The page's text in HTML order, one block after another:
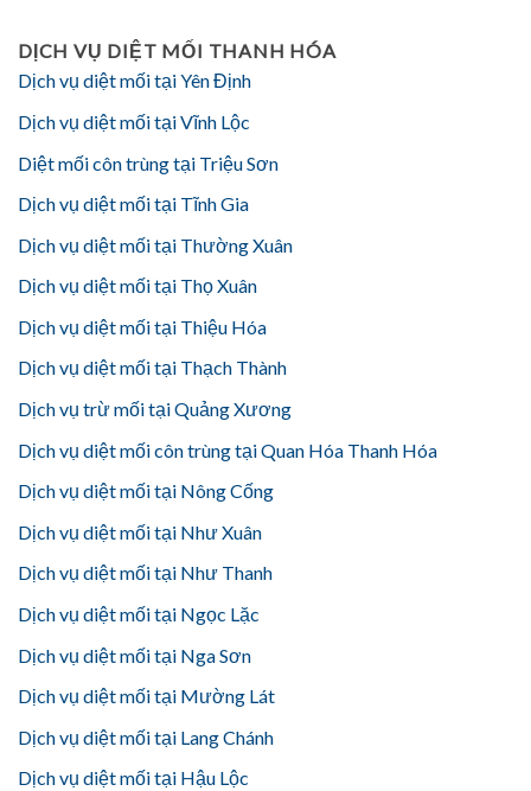
DỊCH VỤ DIỆT MỐI THANH HÓA
Dịch vụ diệt mối tại Yên Định
Dịch vụ diệt mối tại Vĩnh Lộc
Diệt mối côn trùng tại Triệu Sơn
Dịch vụ diệt mối tại Tĩnh Gia
Dịch vụ diệt mối tại Thường Xuân
Dịch vụ diệt mối tại Thọ Xuân
Dịch vụ diệt mối tại Thiệu Hóa
Dịch vụ diệt mối tại Thạch Thành
Dịch vụ trừ mối tại Quảng Xương
Dịch vụ diệt mối côn trùng tại Quan Hóa Thanh Hóa
Dịch vụ diệt mối tại Nông Cống
Dịch vụ diệt mối tại Như Xuân
Dịch vụ diệt mối tại Như Thanh
Dịch vụ diệt mối tại Ngọc Lặc
Dịch vụ diệt mối tại Nga Sơn
Dịch vụ diệt mối tại Mường Lát
Dịch vụ diệt mối tại Lang Chánh
Dịch vụ diệt mối tại Hậu Lộc